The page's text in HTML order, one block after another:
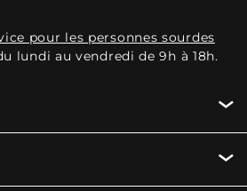
pour les personnes sourdes
lundi au vendredi de 9h à 18h.